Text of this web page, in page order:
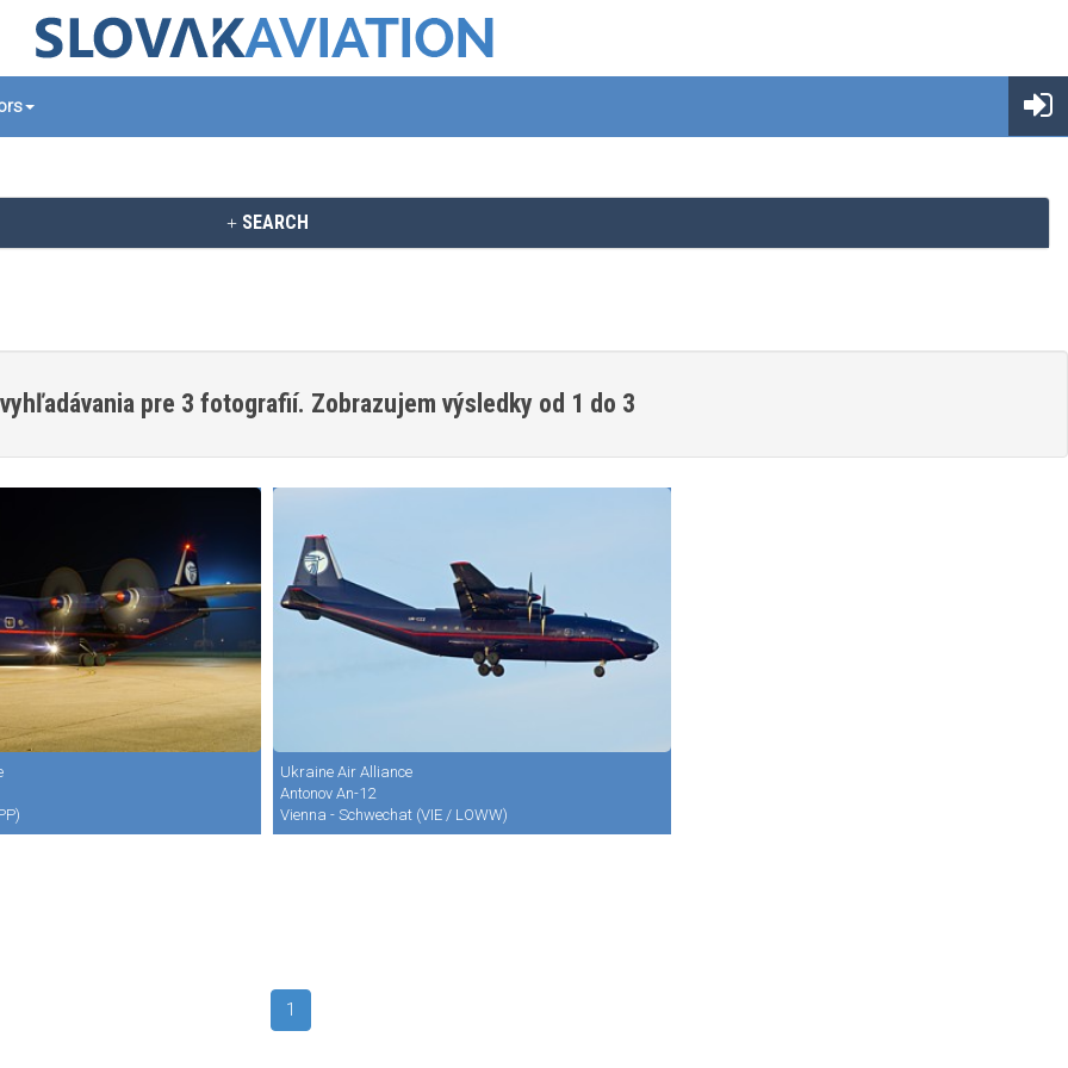
SEARCH
pre 3 fotografií. Zobrazujem výsledky od 1 do 3
Ukraine Air Alliance
Antonov An-12
Vienna - Schwechat (VIE / LOWW)
1